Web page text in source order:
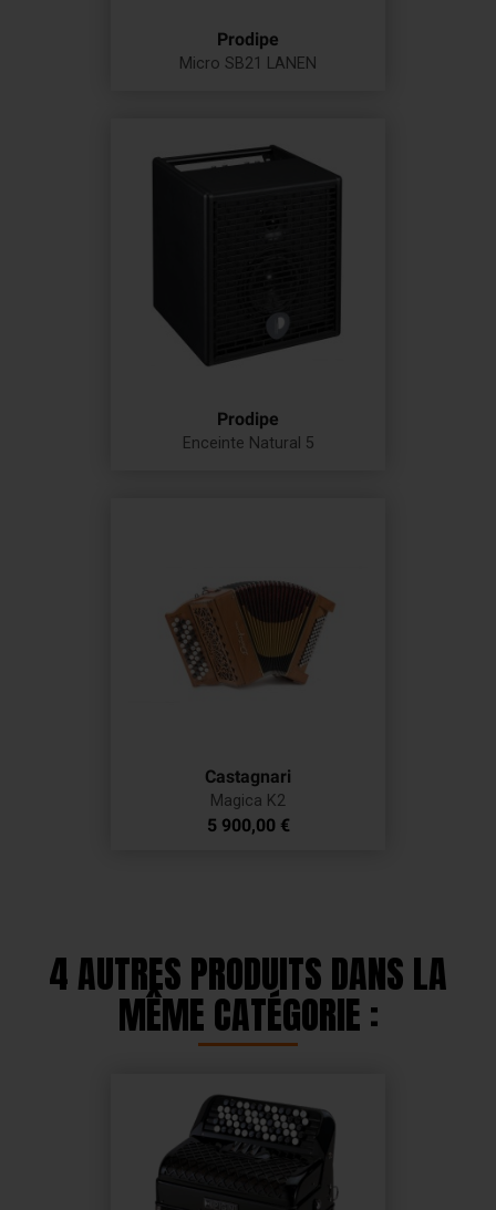
Prodipe
Micro SB21 LANEN
Prodipe
Enceinte Natural 5
Castagnari
Magica K2
Prix
5 900,00 €
4 AUTRES PRODUITS DANS LA
MÊME CATÉGORIE :